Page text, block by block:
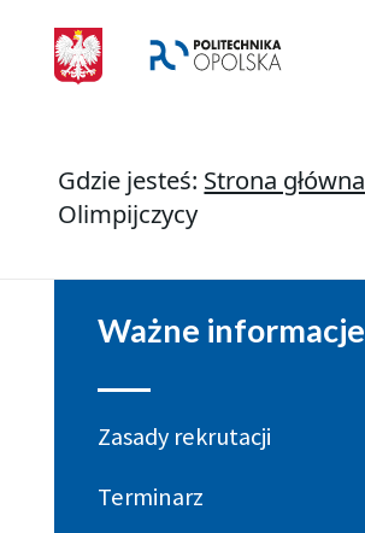
Gdzie jesteś: Strona główna
Olimpijczycy
Ważne informacje
Zasady rekrutacji
Terminarz